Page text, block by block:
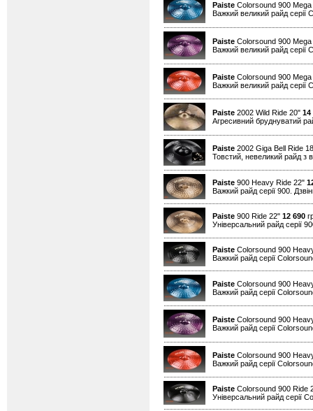
Paiste Colorsound 900
Важкий великий райд серії
Paiste Colorsound 900
Важкий великий райд серії
Paiste Colorsound 900
Важкий великий райд серії
Paiste 2002 Wild Ride 20" 14
Агресивний бруднуватий
Paiste 2002 Giga Bell Ride
Товстий, невеликий райд з
Paiste 900 Heavy Ride 22"
Важкий райд серії 900.
Paiste 900 Ride 22" 12 690
Універсальний райд серії
Paiste Colorsound 900
Важкий райд серії
Paiste Colorsound 900
Важкий райд серії
Paiste Colorsound 900
Важкий райд серії
Paiste Colorsound 900
Важкий райд серії
Paiste Colorsound 900 Ride
Універсальний райд серії